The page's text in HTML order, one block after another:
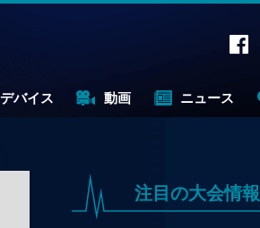
デバイス 動画 ニュース
注目の大会情報